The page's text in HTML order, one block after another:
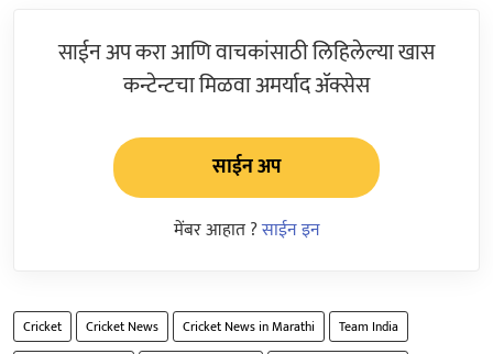
साईन अप करा आणि वाचकांसाठी लिहिलेल्या खास
कन्टेन्टचा मिळवा अमर्याद ॲक्सेस
साईन अप
मेंबर आहात ?साईन इन
Cricket Cricket News Cricket News in Marathi Team India